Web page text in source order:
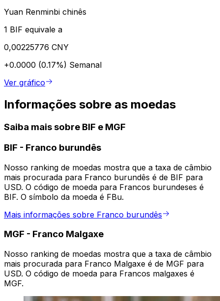
Yuan Renminbi chinês
1 BIF equivale a
0,00225776 CNY
+0.0000 (0.17%) Semanal
Ver gráfico
Informações sobre as moedas
Saiba mais sobre BIF e MGF
BIF - Franco burundês
Nosso ranking de moedas mostra que a taxa de câmbio
mais procurada para Franco burundês é de BIF para
USD. O código de moeda para Francos burundeses é
BIF. O símbolo da moeda é FBu.
Mais informações sobre Franco burundês
MGF - Franco Malgaxe
Nosso ranking de moedas mostra que a taxa de câmbio
mais procurada para Franco Malgaxe é de MGF para
USD. O código de moeda para Francos malgaxes é
MGF.